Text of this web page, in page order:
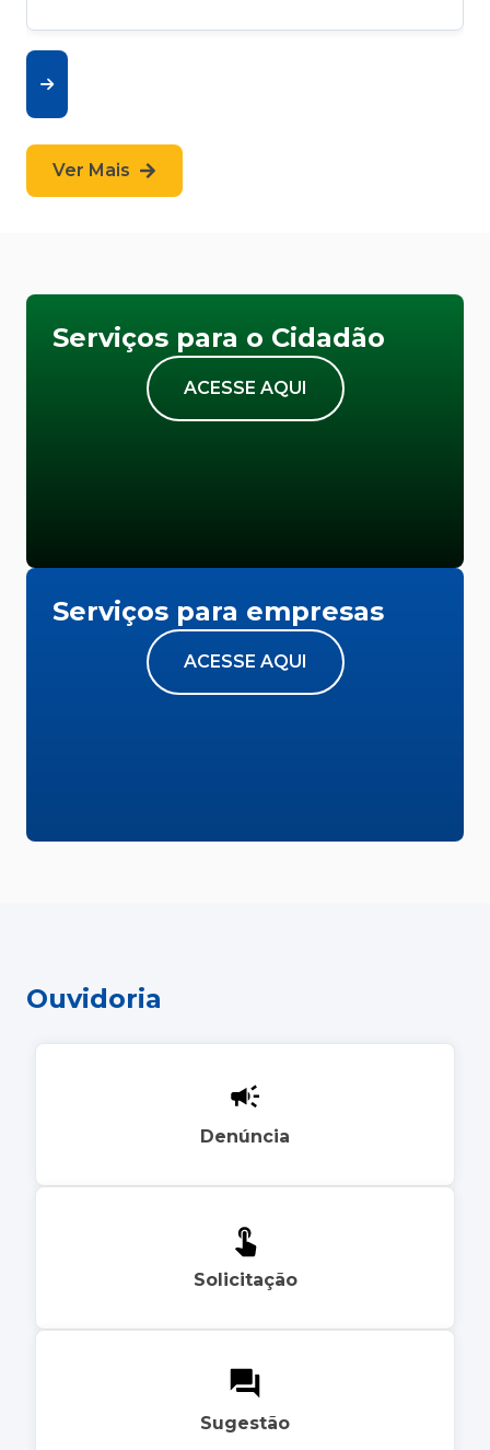
Ver Mais
Serviços para o Cidadão
ACESSE AQUI
Serviços para empresas
ACESSE AQUI
Ouvidoria
Denúncia
Solicitação
Sugestão